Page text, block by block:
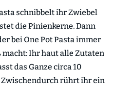
schnibbelt ihr Zwiebel
die Pinienkerne. Dann
bei One Pot Pasta immer
macht: Ihr haut alle Zutaten
das Ganze circa 10
rührt ihr ein